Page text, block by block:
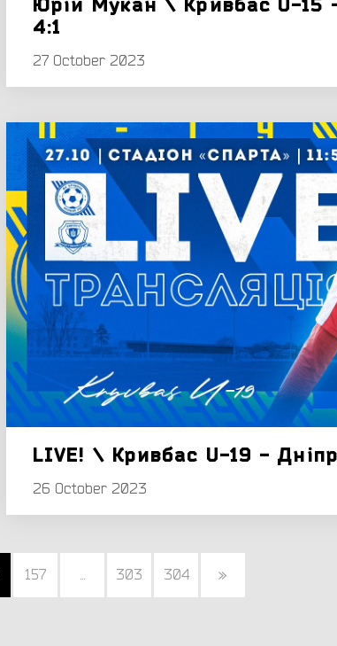
Юрій Мукан \ Кривбас U-15
4:1
27 October 2023
LIVE! \ Кривбас U-19 -
26 October 2023
157 ... 303 304 »